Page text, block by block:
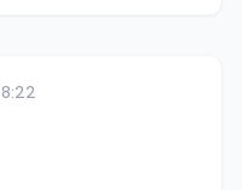
8:22